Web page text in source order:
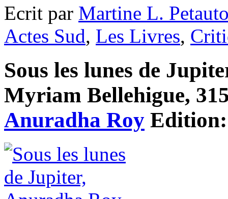
Ecrit par Martine L.
Actes Sud, Les Livres,
Sous les lunes de
Myriam Bellehigue,
Anuradha Roy